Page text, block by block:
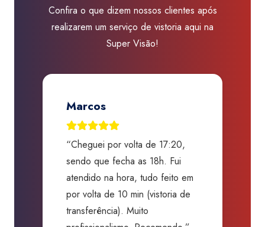
quantidade
Confira o que dizem nossos clientes após
realizarem um serviço de vistoria aqui na
Super Visão!
Marcos
“Cheguei por volta de 17:20,
sendo que fecha as 18h. Fui
atendido na hora, tudo feito em
por volta de 10 min (vistoria de
transferência). Muito